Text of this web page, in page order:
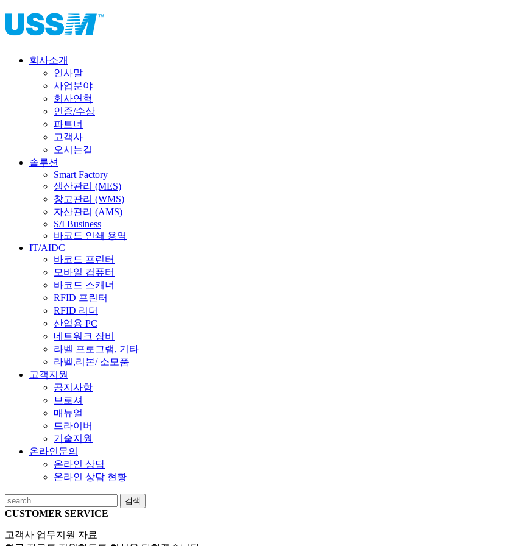
회사소개
인사말
사업분야
회사연혁
인증/수상
파트너
고객사
오시는길
솔루션
Smart Factory
생산관리 (MES)
창고관리 (WMS)
자산관리 (AMS)
S/I Business
바코드 인쇄 용역
IT/AIDC
바코드 프린터
모바일 컴퓨터
바코드 스캐너
RFID 프린터
RFID 리더
산업용 PC
네트워크 장비
라벨 프로그램, 기타
라벨,리본/ 소모품
고객지원
공지사항
브로셔
매뉴얼
드라이버
기술지원
온라인문의
온라인 상담
온라인 상담 현황
검색
CUSTOMER SERVICE
고객사 업무지원 자료